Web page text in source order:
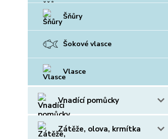
Šňůry
Šokové vlasce
Vlasce
Vnadící pomůcky
Zátěže, olova, krmítka